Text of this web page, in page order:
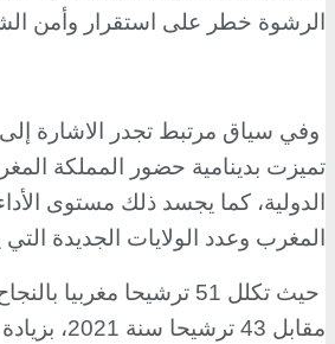
الرشوة خطر على استقرار وأمن
وفي سياق مرتبط تجدر الاشارة
تميزت بدينامية حضور المملكة
الدولية، كما يجسد ذلك مستوى
المغرب وعدد الولايات الجديدة